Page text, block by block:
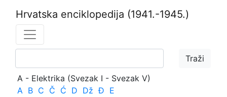
Hrvatska enciklopedija (1941.-1945.)
A - Elektrika (Svezak I - Svezak V)
A B C Č Ć D Dž Đ E